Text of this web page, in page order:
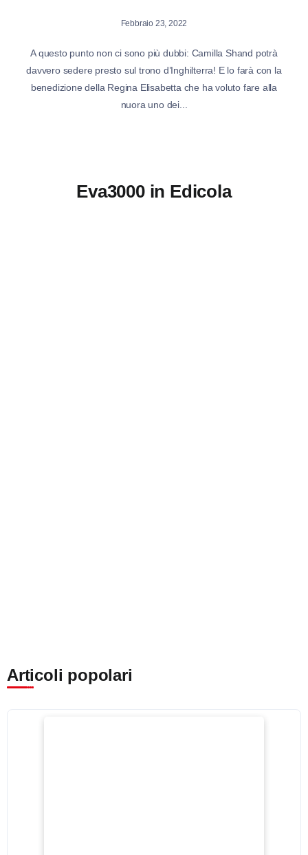
Febbraio 23, 2022
A questo punto non ci sono più dubbi: Camilla Shand potrà
davvero sedere presto sul trono d’Inghilterra! E lo farà con la
benedizione della Regina Elisabetta che ha voluto fare alla
nuora uno dei...
Eva3000 in Edicola
Articoli popolari